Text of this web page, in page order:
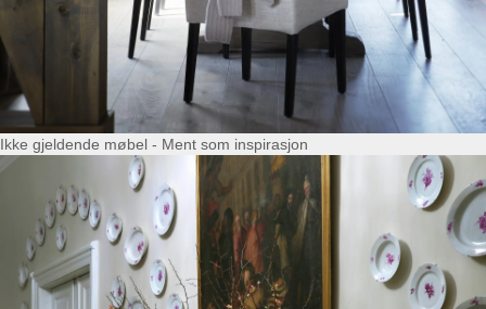
Ikke gjeldende møbel - Ment som inspirasjon